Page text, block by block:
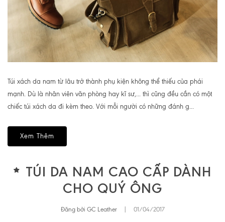
Túi xách da nam từ lâu trở thành phụ kiện không thể thiếu của phái
mạnh. Dù là nhân viên văn phòng hay kĩ sư,... thì cũng đều cần có một
chiếc túi xách da đi kèm theo. Với mỗi người có những đánh g...
Xem Thêm
TÚI DA NAM CAO CẤP DÀNH
CHO QUÝ ÔNG
Đăng bởi GC Leather 01/04/2017